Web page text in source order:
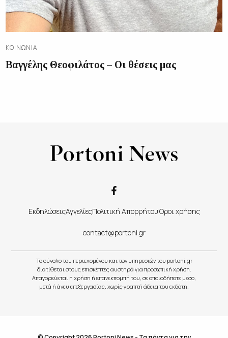
ΚΟΙΝΩΝΊΑ
Βαγγέλης Θεοφιλάτος – Οι θέσεις μας
ΕκδηλώσειςΑγγελίεςΠολιτική ΑπορρήτουΌροι χρήσης
contact@portoni.gr
Το σύνολο του περιεχομένου και των υπηρεσιών του portoni.gr
διατίθεται στους επισκέπτες αυστηρά για προσωπική χρήση.
Απαγορεύεται η χρήση ή επανεκπομπή του, σε οποιοδήποτε μέσο,
μετά ή άνευ επεξεργασίας, χωρίς γραπτή άδεια του εκδότη.